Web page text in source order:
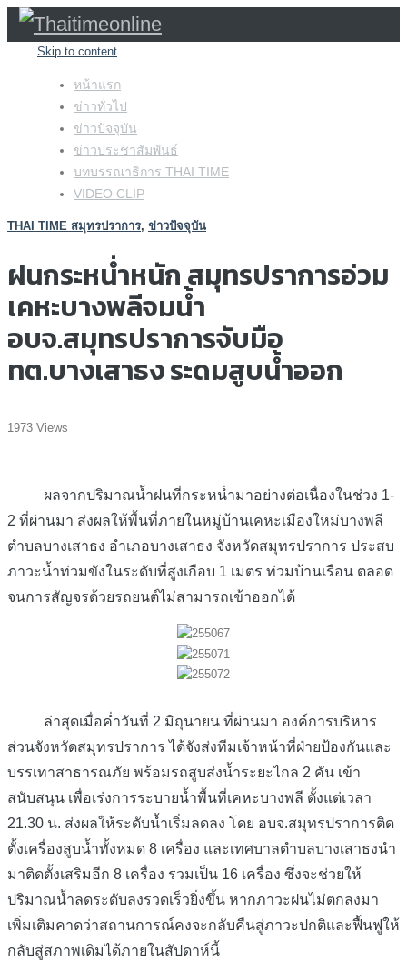
Skip to content
หน้าแรก
ข่าวทั่วไป
ข่าวปัจจุบัน
ข่าวประชาสัมพันธ์
บทบรรณาธิการ THAI TIME
VIDEO CLIP
THAI TIME สมุทรปราการ, ข่าวปัจจุบัน
ฝนกระหน่ำหนัก สมุทรปราการอ่วม
เคหะบางพลีจมน้ำ
อบจ.สมุทรปราการจับมือ
ทต.บางเสาธง ระดมสูบน้ำออก
1973 Views
ผลจากปริมาณน้ำฝนที่กระหน่ำมาอย่างต่อเนื่องในช่วง 1-
2 ที่ผ่านมา ส่งผลให้พื้นที่ภายในหมู่บ้านเคหะเมืองใหม่บางพลี
ตำบลบางเสาธง อำเภอบางเสาธง จังหวัดสมุทรปราการ ประสบ
ภาวะน้ำท่วมขังในระดับที่สูงเกือบ 1 เมตร ท่วมบ้านเรือน ตลอด
จนการสัญจรด้วยรถยนต์ไม่สามารถเข้าออกได้
ล่าสุดเมื่อค่ำวันที่ 2 มิถุนายน ที่ผ่านมา องค์การบริหาร
ส่วนจังหวัดสมุทรปราการ ได้จังส่งทีมเจ้าหน้าที่ฝ่ายป้องกันและ
บรรเทาสาธารณภัย พร้อมรถสูบส่งน้ำระยะไกล 2 คัน เข้า
สนับสนุน เพื่อเร่งการระบายน้ำพื้นที่เคหะบางพลี ตั้งแต่เวลา
21.30 น. ส่งผลให้ระดับน้ำเริ่มลดลง โดย อบจ.สมุทรปราการติด
ตั้งเครื่องสูบน้ำทั้งหมด 8 เครื่อง และเทศบาลตำบลบางเสาธงนำ
มาติดตั้งเสริมอีก 8 เครื่อง รวมเป็น 16 เครื่อง ซึ่งจะช่วยให้
ปริมาณน้ำลดระดับลงรวดเร็วยิ่งขึ้น หากภาวะฝนไม่ตกลงมา
เพิ่มเติมคาดว่าสถานการณ์คงจะกลับคืนสู่ภาวะปกติและฟื้นฟูให้
กลับสู่สภาพเดิมได้ภายในสัปดาห์นี้